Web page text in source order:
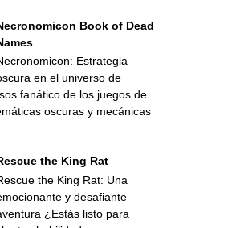
Book of Dead
Estrategia
en el universo de
fanático de los juegos de
oscuras y mecánicas
the King Rat
the King Rat: Una
y desafiante
¿Estás listo para